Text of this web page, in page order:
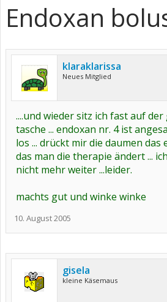
Endoxan
klaraklarissa
Neues Mitglied
....und wieder sitz ich fast auf
tasche ... endoxan nr. 4 ist
los ... drückt mir die daumen das
das man die therapie ändert ...
nicht mehr weiter ...leider.
machts gut und winke winke
10. August 2005
gisela
kleine Käsemaus